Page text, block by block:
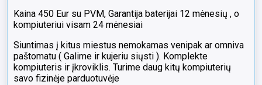
Kaina 450 Eur su PVM, Garantija baterijai 12 mėnesių , o
kompiuteriui visam 24 mėnesiai
Siuntimas į kitus miestus nemokamas venipak ar omniva
paštomatu ( Galime ir kujeriu siųsti ). Komplekte
kompiuteris ir įkroviklis. Turime daug kitų kompiuterių
savo fizinėje parduotuvėje